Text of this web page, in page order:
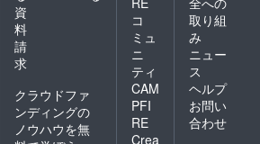
名前・
特殊文
字・記
号は使
用でき
ませ
ん。使
用され
た場合
ご希望
後、タ
レント
直筆サ
インを
入れた
状態で
ご自宅
へ発送
させて
いただ
インを
入れた
状態で
ご自宅
へ発送
させて
いただ
きま
す。 ④
スタン
資
料
請
求
クラウドファ
ンディングの
ノウハウを無
コ
ミュ
ニ
ティ
CAM
PFI
RE
Crea
取り組
み
ニュー
ス
ヘルプ
お問い
合わせ